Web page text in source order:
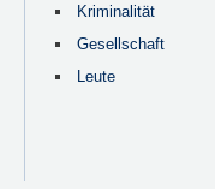
Kriminalität
Gesellschaft
Leute